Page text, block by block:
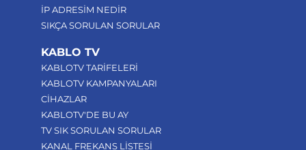
İP ADRESİM NEDİR
SIKÇA SORULAN SORULAR
KABLO TV
KABLOTV TARİFELERİ
KABLOTV KAMPANYALARI
CİHAZLAR
KABLOTV'DE BU AY
TV SIK SORULAN SORULAR
KANAL FREKANS LİSTESİ